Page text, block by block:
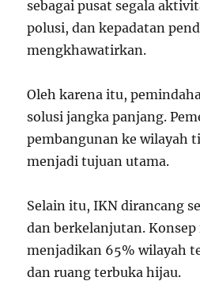
sebagai pusat segala
polusi, dan kepadatan
mengkhawatirkan.
Oleh karena itu,
solusi jangka panjang.
pembangunan ke wilayah
menjadi tujuan utama.
Selain itu, IKN dirancang
dan berkelanjutan.
menjadikan 65% wilayah
dan ruang terbuka hijau.